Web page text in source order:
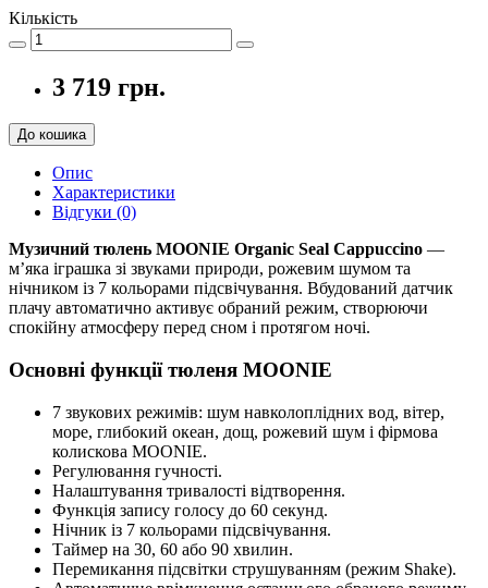
Кількість
3 719 грн.
До кошика
Опис
Характеристики
Відгуки (0)
Музичний тюлень MOONIE Organic Seal Cappuccino —
м’яка іграшка зі звуками природи, рожевим шумом та
нічником із 7 кольорами підсвічування. Вбудований датчик
плачу автоматично активує обраний режим, створюючи
спокійну атмосферу перед сном і протягом ночі.
Основні функції тюленя MOONIE
7 звукових режимів: шум навколоплідних вод, вітер,
море, глибокий океан, дощ, рожевий шум і фірмова
колискова MOONIE.
Регулювання гучності.
Налаштування тривалості відтворення.
Функція запису голосу до 60 секунд.
Нічник із 7 кольорами підсвічування.
Таймер на 30, 60 або 90 хвилин.
Перемикання підсвітки струшуванням (режим Shake).